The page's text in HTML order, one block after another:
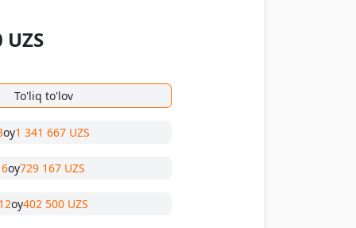
UZS
To'liq to'lov
oy1 341 667 UZS
6oy729 167 UZS
12oy402 500 UZS